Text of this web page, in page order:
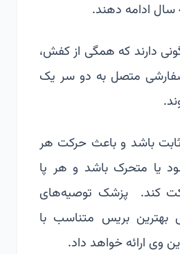
دارند که همگی از کفش،
متصل به دو سر یک
ثابت باشد و باعث حرکت هر
یا متحرک باشد و هر پا
کند. پزشک توصیه‌های
بهترین بریس متناسب با
وی ارائه خواهد داد.